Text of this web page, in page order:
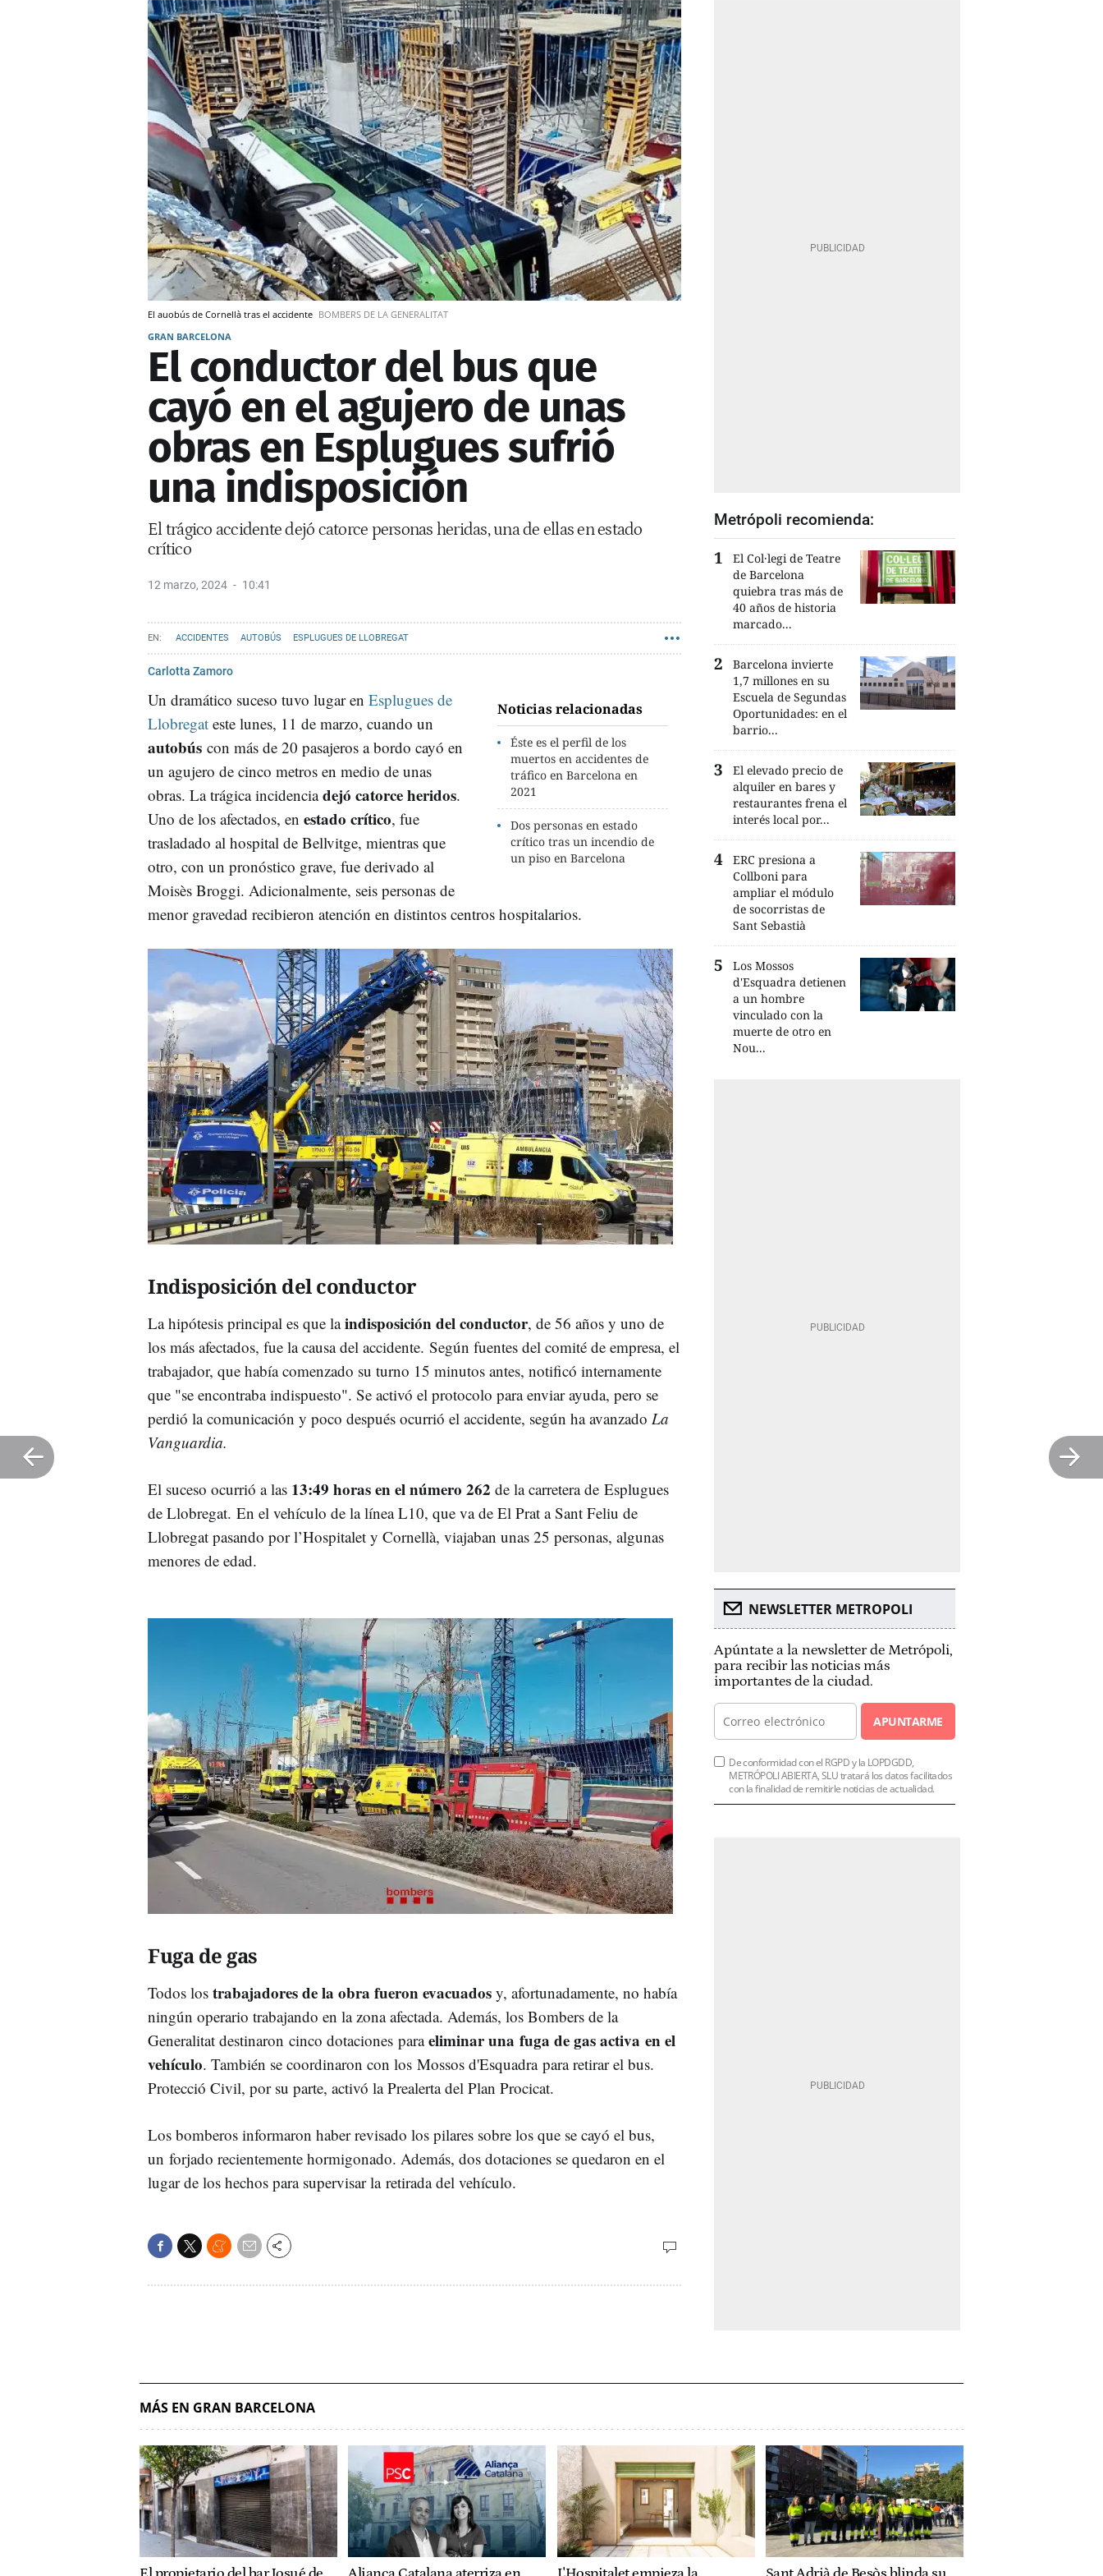
El auobús de Cornellà tras el accidente BOMBERS DE LA GENERALITAT
GRAN BARCELONA
El conductor del bus que
cayó en el agujero de unas
obras en Esplugues sufrió
una indisposición
El trágico accidente dejó catorce personas heridas, una de ellas en estado
crítico
12 marzo, 2024 10:41
ACCIDENTES AUTOBÚS ESPLUGUES DE LLOBREGAT
Carlotta Zamoro
Noticias relacionadas
Éste es el perfil de los
muertos en accidentes de
tráfico en Barcelona en
2021
Dos personas en estado
crítico tras un incendio de
un piso en Barcelona
Un dramático suceso tuvo lugar en Esplugues de
Llobregat este lunes, 11 de marzo, cuando un
autobús con más de 20 pasajeros a bordo cayó en
un agujero de cinco metros en medio de unas
obras. La trágica incidenciadejó catorce heridos.
Uno de los afectados, en estado crítico, fue
trasladado al hospital de Bellvitge, mientras que
otro, con un pronóstico grave, fue derivado al
Moisès Broggi. Adicionalmente, seis personas de
menor gravedad recibieron atención en distintos centros hospitalarios.
Indisposición del conductor
La hipótesis principal es que laindisposición del conductor, de 56 años y uno de
los más afectados, fue la causa del accidente. Según fuentes del comité de empresa, el
trabajador, que había comenzado su turno 15 minutos antes, notificó internamente
que "se encontraba indispuesto". Se activó el protocolo para enviar ayuda, pero se
perdió la comunicación y poco después ocurrió el accidente, según ha avanzado La
Vanguardia.
El suceso ocurrió a las 13:49 horas en el número 262 de la carretera de Esplugues
de Llobregat. En el vehículo de la línea L10, que va de El Prat a Sant Feliu de
Llobregat pasando por l’Hospitalet y Cornellà, viajaban unas 25 personas, algunas
menores de edad.
Fuga de gas
Todos los trabajadores de la obra fueron evacuados y, afortunadamente, no había
ningún operario trabajando en la zona afectada. Además, los Bombers de la
Generalitat destinaron cinco dotaciones paraeliminar una fuga de gas activa en el
vehículo. También se coordinaron con los Mossos d'Esquadra para retirar el bus.
Protecció Civil, por su parte, activó la Prealerta del Plan Procicat.
Los bomberos informaron haber revisado los pilares sobre los que se cayó el bus,
un forjado recientemente hormigonado. Además, dos dotaciones se quedaron en el
lugar de los hechos para supervisar la retirada del vehículo.
Metrópoli recomienda:
El Col·legi de Teatre
de Barcelona
quiebra tras más de
40 años de historia
marcado...
Barcelona invierte
1,7 millones en su
Escuela de Segundas
Oportunidades: en el
barrio...
El elevado precio de
alquiler en bares y
restaurantes frena el
interés local por...
ERC presiona a
Collboni para
ampliar el módulo
de socorristas de
Sant Sebastià
Los Mossos
d'Esquadra detienen
a un hombre
vinculado con la
muerte de otro en
Nou...
NEWSLETTER METROPOLI
Apúntate a la newsletter de Metrópoli,
para recibir las noticias más
importantes de la ciudad.
APUNTARME
De conformidad con el RGPD y la LOPDGDD,
METRÓPOLI ABIERTA, SLU tratará los datos facilitados
con la finalidad de remitirle noticias de actualidad.
MÁS EN GRAN BARCELONA